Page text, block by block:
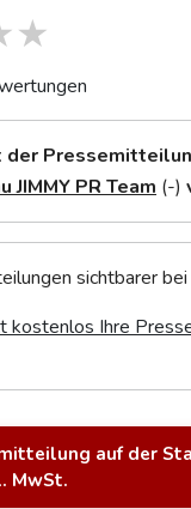
der
JIMMY PR Team (-)
sichtbarer bei
kostenlos Ihre
auf der
MwSt.